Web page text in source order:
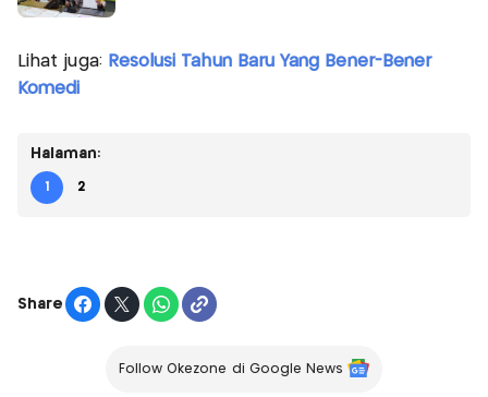
Lihat juga: Resolusi Tahun Baru Yang Bener-Bener
Komedi
Halaman:
1 2
Share
Follow Okezone di Google News